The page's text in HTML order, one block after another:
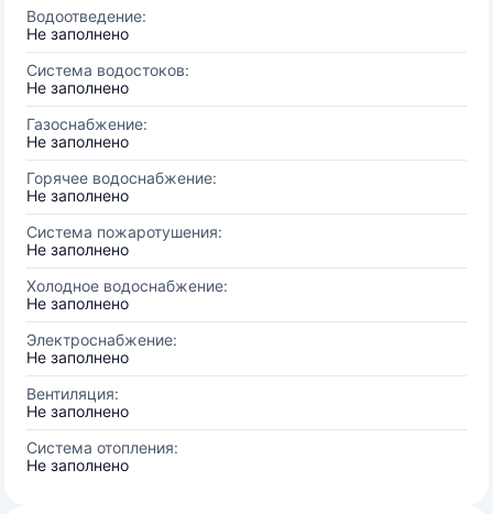
Водоотведение:
Не заполнено
Система водостоков:
Не заполнено
Газоснабжение:
Не заполнено
Горячее водоснабжение:
Не заполнено
Система пожаротушения:
Не заполнено
Холодное водоснабжение:
Не заполнено
Электроснабжение:
Не заполнено
Вентиляция:
Не заполнено
Система отопления:
Не заполнено